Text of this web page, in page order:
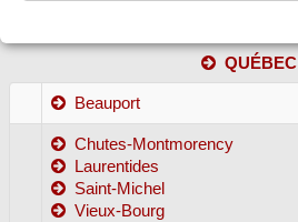
QUÉBEC
Beauport
Chutes-Montmorency
Laurentides
Saint-Michel
Vieux-Bourg